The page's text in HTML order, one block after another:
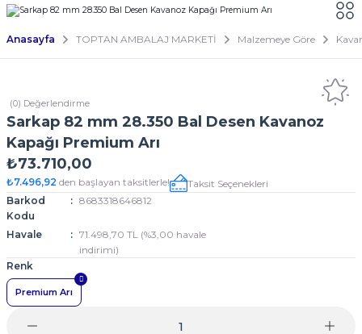
Anasayfa TOPTAN AMBALAJ MARKETİ Malzemeye Göre
(0) Değerlendirme
Sarkap 82 mm 28.350 Bal Desen Kavanoz
Kapağı Premium Arı
₺73.710,00
₺7.496,92 den başlayan taksitlerle!
Taksit Seçenekleri
Barkod
Kodu
8683318646812
Havale
71.498,70 TL (%3,00 havale
indirimi)
Renk
Premium Arı